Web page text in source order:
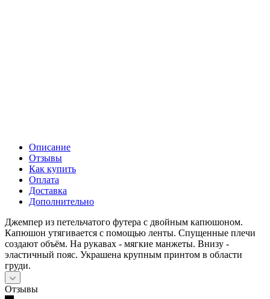
Описание
Отзывы
Как купить
Оплата
Доставка
Дополнительно
Джемпер из петельчатого футера с двойным капюшоном.
Капюшон утягивается с помощью ленты. Спущенные плечи
создают объём. На рукавах - мягкие манжеты. Внизу -
эластичный пояс. Украшена крупным принтом в области
груди.
Отзывы